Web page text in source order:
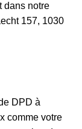
dans notre
157, 1030
DPD à
comme votre